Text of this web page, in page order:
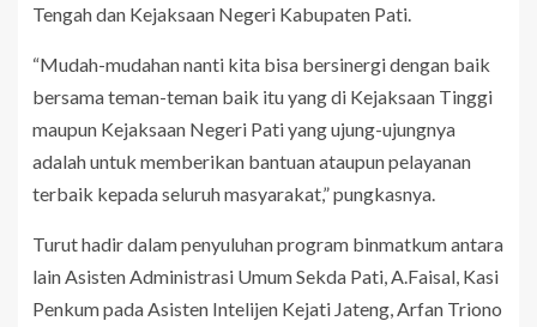
Tengah dan Kejaksaan Negeri Kabupaten Pati.
“Mudah-mudahan nanti kita bisa bersinergi dengan baik
bersama teman-teman baik itu yang di Kejaksaan Tinggi
maupun Kejaksaan Negeri Pati yang ujung-ujungnya
adalah untuk memberikan bantuan ataupun pelayanan
terbaik kepada seluruh masyarakat,” pungkasnya.
Turut hadir dalam penyuluhan program binmatkum antara
lain Asisten Administrasi Umum Sekda Pati, A.Faisal, Kasi
Penkum pada Asisten Intelijen Kejati Jateng, Arfan Triono